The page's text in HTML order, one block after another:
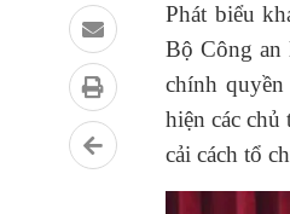
Phát biểu
Bộ Công
chính
hiện các
cải cách tổ